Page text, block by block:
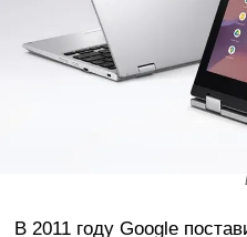
В 2011 году Google